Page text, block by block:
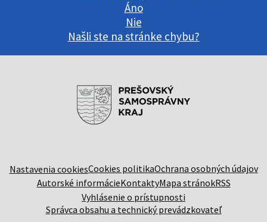
Áno
Nie
Našli ste na stránke chybu?
Nastavenia cookiesCookies politikaOchrana osobných údajov
Autorské informácieKontaktyMapa stránokRSS
Vyhlásenie o prístupnosti
Správca obsahu a technický prevádzkovateľ